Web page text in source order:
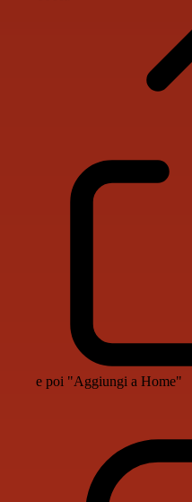
e poi "Aggiungi a Home"